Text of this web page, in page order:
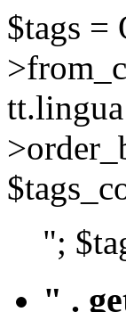
$tags =
";
" .